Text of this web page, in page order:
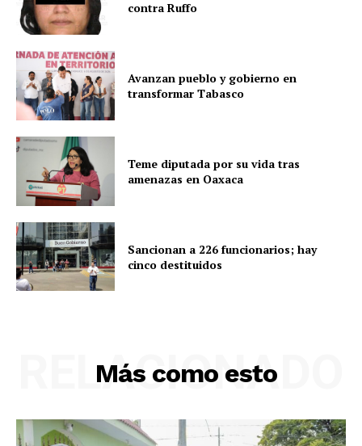
contra Ruffo
Avanzan pueblo y gobierno en
transformar Tabasco
Teme diputada por su vida tras
amenazas en Oaxaca
Sancionan a 226 funcionarios; hay
cinco destituidos
Más como esto
RELACIONADO